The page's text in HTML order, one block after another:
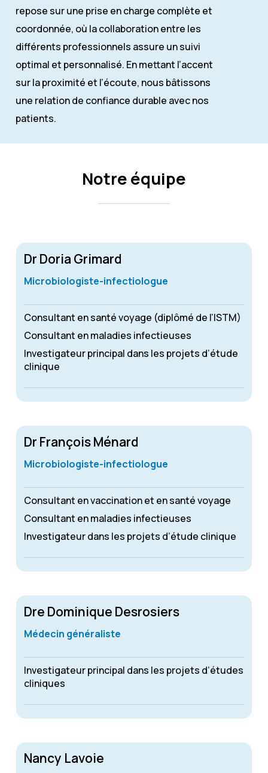
repose sur une prise en charge complète et
coordonnée, où la collaboration entre les
différents professionnels assure un suivi
optimal et personnalisé. En mettant l’accent
sur la proximité et l’écoute, nous bâtissons
une relation de confiance durable avec nos
patients.
Notre équipe
Dr Doria Grimard
Microbiologiste-infectiologue
Consultant en santé voyage (diplômé de l’ISTM)
Consultant en maladies infectieuses
Investigateur principal dans les projets d’étude
clinique
Dr François Ménard
Microbiologiste-infectiologue
Consultant en vaccination et en santé voyage
Consultant en maladies infectieuses
Investigateur dans les projets d’étude clinique
Dre Dominique Desrosiers
Médecin généraliste
Investigateur principal dans les projets d’études
cliniques
Nancy Lavoie